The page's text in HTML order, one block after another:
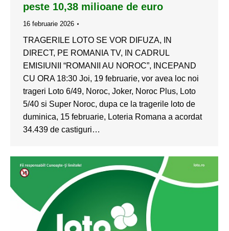
peste 10,38 milioane de euro
16 februarie 2026
TRAGERILE LOTO SE VOR DIFUZA, IN
DIRECT, PE ROMANIA TV, IN CADRUL
EMISIUNII “ROMANII AU NOROC”, INCEPAND
CU ORA 18:30 Joi, 19 februarie, vor avea loc noi
trageri Loto 6/49, Noroc, Joker, Noroc Plus, Loto
5/40 si Super Noroc, dupa ce la tragerile loto de
duminica, 15 februarie, Loteria Romana a acordat
34.439 de castiguri…